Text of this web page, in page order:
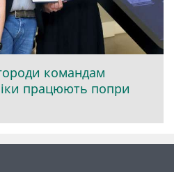
командам
працюють попри